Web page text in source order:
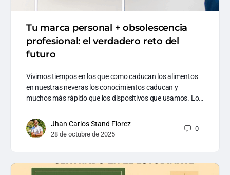
Tu marca personal + obsolescencia
profesional: el verdadero reto del
futuro
Vivimos tiempos en los que como caducan los alimentos
en nuestras neveras los conocimientos caducan y
muchos más rápido que los dispositivos que usamos. Lo…
Jhan Carlos Stand Florez
28 de octubre de 2025
0